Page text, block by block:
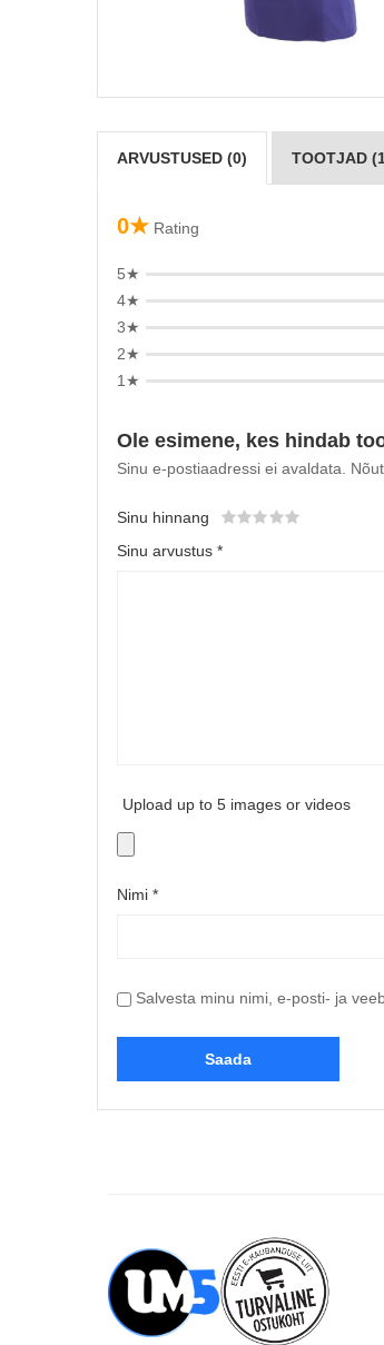
ARVUSTUSED (0) TOOTJAD
0★ Rating
5★
4★
3★
2★
1★
Ole esimene, kes hindab
Sinu e-postiaadressi ei avaldata.
Sinu hinnang
Sinu arvustus *
Upload up to 5 images or videos
Nimi *
Salvesta minu nimi, e-posti- ja